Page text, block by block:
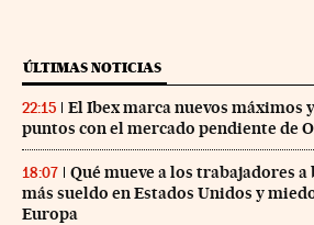
ÚLTIMAS NOTICIAS
22:15
El Ibex marca nuevos máximos
puntos con el mercado pendiente de
18:07
Qué mueve a los trabajadores
más sueldo en Estados Unidos y
Europa